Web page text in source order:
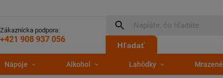
Zákaznícka podpora:
+421 908 937 056
Hľadať
Nápoje Alkohol Lahôdky Mrazené